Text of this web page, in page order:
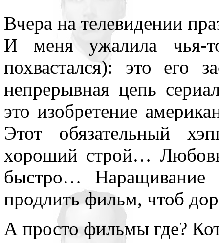
применение слова
состояние,
[отличающемуся от
у растений, и у
вторая сигнальная
всюду применял как чисто
противопоставляя
подсознательное часто
то обеспечивает любое
одна его часть, которая –
– обеспечивает в
Вчера на телевидении
И меня ужалила чья-
похвастался): это его
непрерывная цепь
это изобретение
Этот обязательный
хороший строй…
быстро… Наращивание
продлить фильм, чтоб
А просто фильмы где?